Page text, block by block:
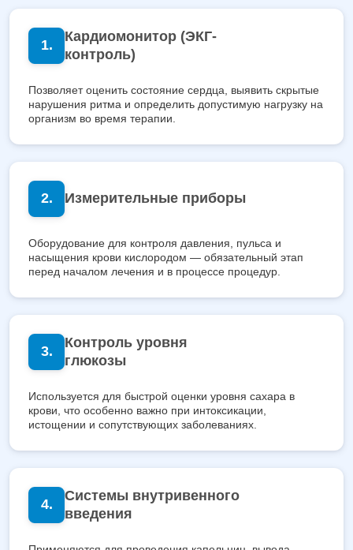
Кардиомонитор (ЭКГ-
контроль)
Позволяет оценить состояние сердца, выявить скрытые
нарушения ритма и определить допустимую нагрузку на
организм во время терапии.
Измерительные приборы
Оборудование для контроля давления, пульса и
насыщения крови кислородом — обязательный этап
перед началом лечения и в процессе процедур.
Контроль уровня
глюкозы
Используется для быстрой оценки уровня сахара в
крови, что особенно важно при интоксикации,
истощении и сопутствующих заболеваниях.
Системы внутривенного
введения